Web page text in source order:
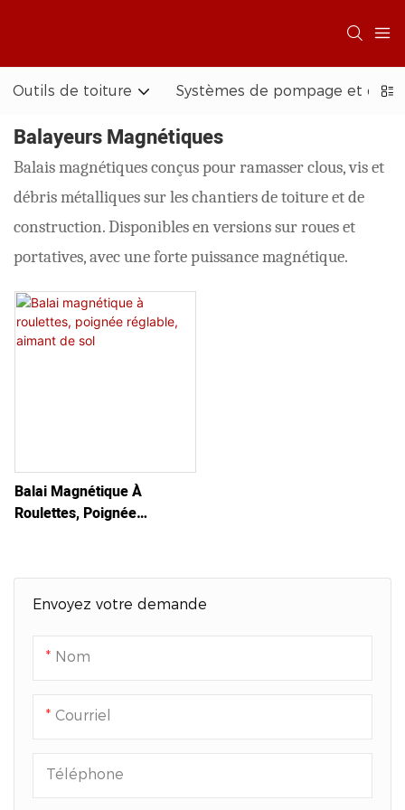
Outils de toiture Systèmes de pompage et
Balayeurs Magnétiques
Balais magnétiques conçus pour ramasser clous, vis et
débris métalliques sur les chantiers de toiture et de
construction. Disponibles en versions sur roues et
portatives, avec une forte puissance magnétique.
Envoyez votre demande
Nom
Courriel
Téléphone
Balai Magnétique À
Roulettes, Poignée